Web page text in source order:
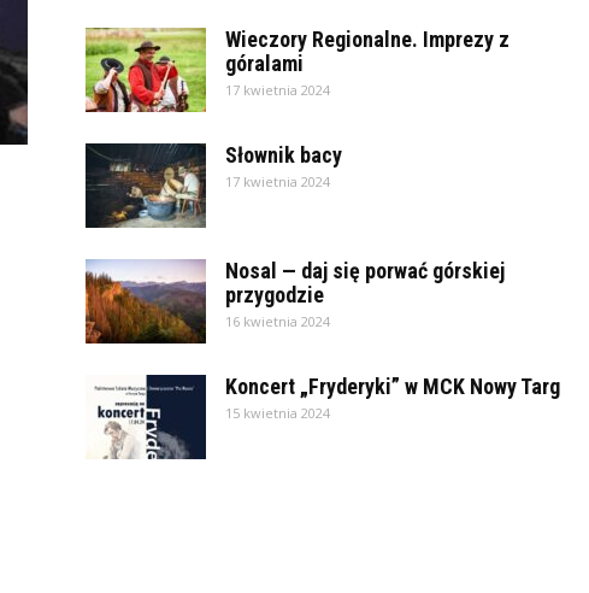
Wieczory Regionalne. Imprezy z
góralami
17 kwietnia 2024
Słownik bacy
17 kwietnia 2024
Nosal — daj się porwać górskiej
przygodzie
16 kwietnia 2024
Koncert „Fryderyki” w MCK Nowy Targ
15 kwietnia 2024